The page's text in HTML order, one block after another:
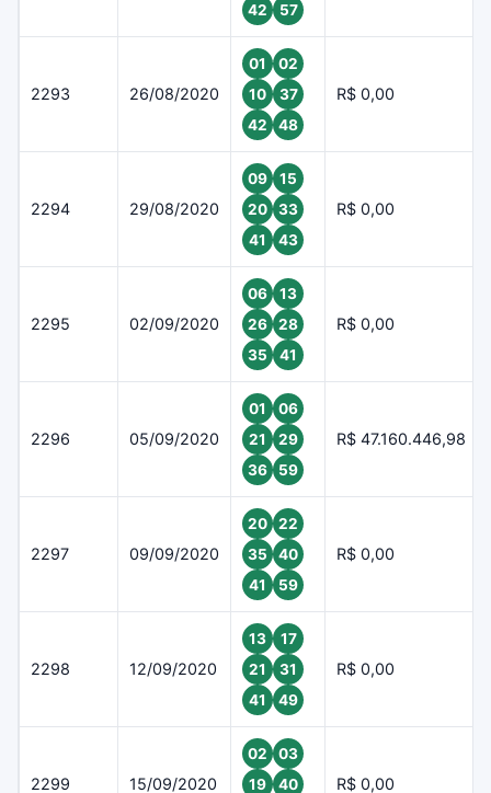
42
57
2293 26/08/2020
01
02
10
37
42
48
R$ 0,00
2294 29/08/2020
09
15
20
33
41
43
R$ 0,00
2295 02/09/2020
06
13
26
28
35
41
R$ 0,00
2296 05/09/2020
01
06
21
29
36
59
R$ 47.160.446,98
2297 09/09/2020
20
22
35
40
41
59
R$ 0,00
2298 12/09/2020
13
17
21
31
41
49
R$ 0,00
2299 15/09/2020
02
03
19
40 R$ 0,00